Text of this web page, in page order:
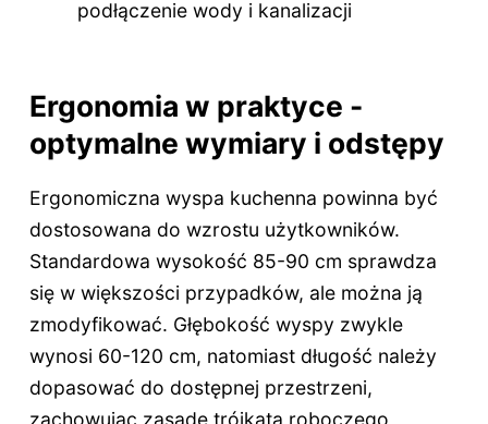
podłączenie wody i kanalizacji
Ergonomia w praktyce -
optymalne wymiary i odstępy
Ergonomiczna wyspa kuchenna powinna być
dostosowana do wzrostu użytkowników.
Standardowa wysokość 85-90 cm sprawdza
się w większości przypadków, ale można ją
zmodyfikować. Głębokość wyspy zwykle
wynosi 60-120 cm, natomiast długość należy
dopasować do dostępnej przestrzeni,
zachowując zasadę trójkąta roboczego